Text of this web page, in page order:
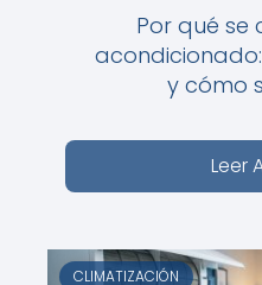
Por qué se
y cómo
Leer
CLIMATIZACIÓN